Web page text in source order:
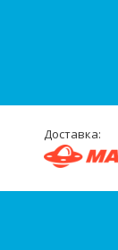
Доставка: